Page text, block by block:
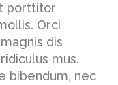
porttitor
Orci
dis
mus.
bibendum, nec